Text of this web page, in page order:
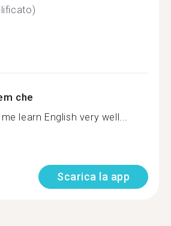
che
learn English very well...
Scarica la app